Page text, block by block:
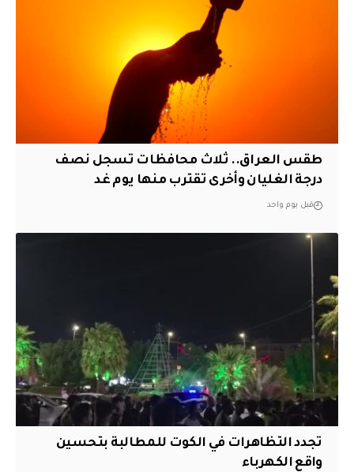
طقس العراق.. ثلاث محافظات تسجل نصف
درجة الغليان وأخرى تقترب منها يوم غد
قبل يوم واحد
تجدد التظاهرات في الكوت للمطالبة بتحسين
واقع الكهرباء